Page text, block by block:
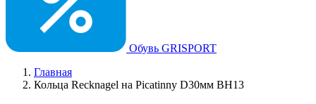
Обувь GRISPORT
Главная
Кольца Recknagel на Picatinny D30мм BH13